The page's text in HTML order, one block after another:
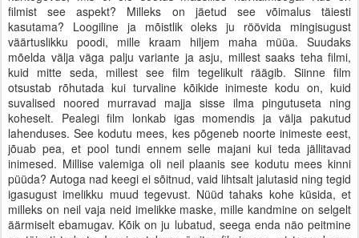
filmist see aspekt? Milleks on jäetud see võimalus täiesti
kasutama? Loogiline ja mõistlik oleks ju röövida mingisugust
väärtuslikku poodi, mille kraam hiljem maha müüa. Suudaks
mõelda välja väga palju variante ja asju, millest saaks teha filmi,
kuid mitte seda, millest see film tegelikult räägib. Siinne film
otsustab rõhutada kui turvaline kõikide inimeste kodu on, kuid
suvalised noored murravad majja sisse ilma pingutuseta ning
koheselt. Pealegi film lonkab igas momendis ja välja pakutud
lahenduses. See kodutu mees, kes põgeneb noorte inimeste eest,
jõuab pea, et pool tundi ennem selle majani kui teda jällitavad
inimesed. Millise valemiga oli neil plaanis see kodutu mees kinni
püüda? Autoga nad keegi ei sõitnud, vaid lihtsalt jalutasid ning tegid
igasugust imelikku muud tegevust. Nüüd tahaks kohe küsida, et
milleks on neil vaja neid imelikke maske, mille kandmine on selgelt
äärmiselt ebamugav. Kõik on ju lubatud, seega enda näo peitmine